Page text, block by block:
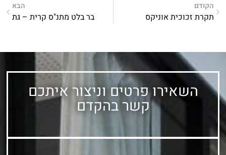
הקודם
תקרת זכוכית אוניקס
הבא
בר בלט מתנ"ס קרית – גת
השאירו פרטים וניצור איתכם
קשר בהקדם